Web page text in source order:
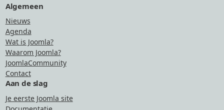
Algemeen
Nieuws
Agenda
Wat is Joomla?
Waarom Joomla?
JoomlaCommunity
Contact
Aan de slag
Je eerste Joomla site